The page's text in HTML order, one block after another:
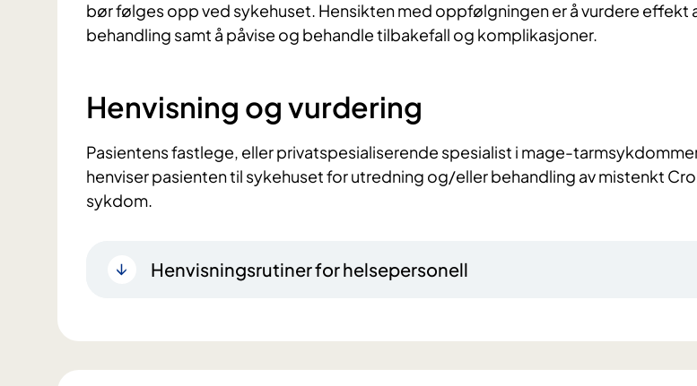
bør følges opp ved sykehuset. Hensikten med oppfølgningen er å vurdere effekt
behandling samt å påvise og behandle tilbakefall og komplikasjoner.
Henvisning og vurdering
Pasientens fastlege, eller privatspesialiserende spesialist i mage-
henviser pasienten til sykehuset for utredning og/eller behandling av mistenkt
sykdom.
Henvisningsrutiner for helsepersonell